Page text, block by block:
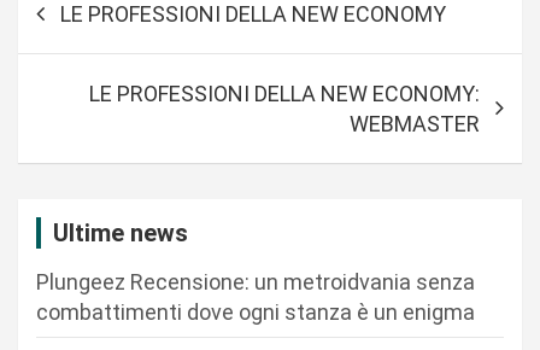
LE PROFESSIONI DELLA NEW ECONOMY
LE PROFESSIONI DELLA NEW ECONOMY:
WEBMASTER
Ultime news
Plungeez Recensione: un metroidvania senza
combattimenti dove ogni stanza è un enigma